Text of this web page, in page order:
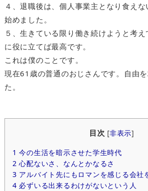
４、退職後は、個人事業主となり食え
始めました。
５、生きている限り働き続けようと考
に役に立てば最高です。
これは僕のことです。
現在61歳の普通のおじさんです。自由
た。
目次 [非表示]
1 今の生活を暗示させた学生時代
2 心配ないさ、なんとかなるさ
3 アルバイト先にもロマンを感じる会社
4 必ずいる出来るわけがないという人